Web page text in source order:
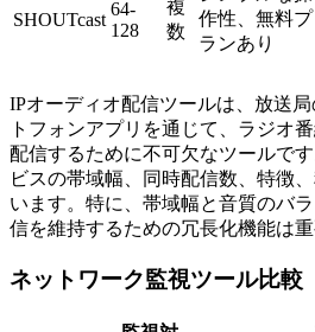
SHOUTcast
64-
128
複
数
作性、無料プ
ランあり
IPオーディオ配信ツールは、放送
トフォンアプリを通じて、ラジオ
配信するために不可欠なツールで
ビスの帯域幅、同時配信数、特徴
います。特に、帯域幅と音質のバ
信を維持するための冗長化機能は重
ネットワーク監視ツール比較